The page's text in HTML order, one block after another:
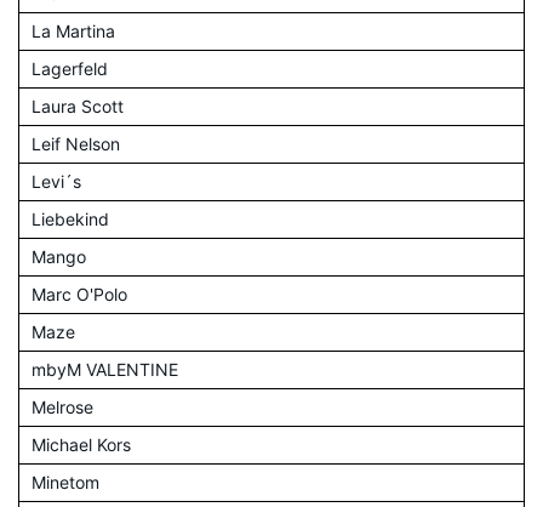
La Martina
Lagerfeld
Laura Scott
Leif Nelson
Levi´s
Liebekind
Mango
Marc O'Polo
Maze
mbyM VALENTINE
Melrose
Michael Kors
Minetom